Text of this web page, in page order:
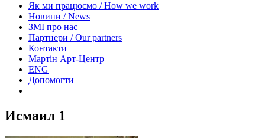
Як ми працюємо / How we work
Новини / News
ЗМІ про нас
Партнери / Our partners
Контакти
Mартін Арт-Центр
ENG
Допомогти
Исмаил 1